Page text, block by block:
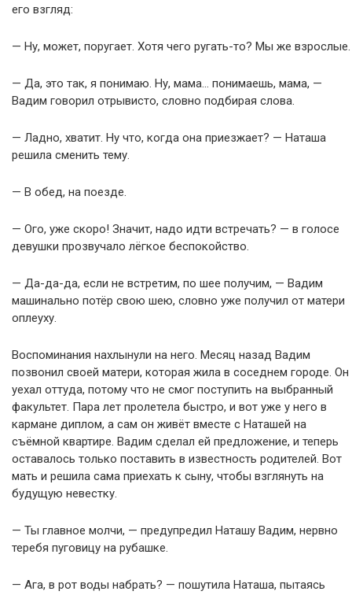
его взгляд:
— Ну, может, поругает. Хотя чего ругать-то? Мы же взрослые.
— Да, это так, я понимаю. Ну, мама… понимаешь, мама, —
Вадим говорил отрывисто, словно подбирая слова.
— Ладно, хватит. Ну что, когда она приезжает? — Наташа
решила сменить тему.
— В обед, на поезде.
— Ого, уже скоро! Значит, надо идти встречать? — в голосе
девушки прозвучало лёгкое беспокойство.
— Да-да-да, если не встретим, по шее получим, — Вадим
машинально потёр свою шею, словно уже получил от матери
оплеуху.
Воспоминания нахлынули на него. Месяц назад Вадим
позвонил своей матери, которая жила в соседнем городе. Он
уехал оттуда, потому что не смог поступить на выбранный
факультет. Пара лет пролетела быстро, и вот уже у него в
кармане диплом, а сам он живёт вместе с Наташей на
съёмной квартире. Вадим сделал ей предложение, и теперь
оставалось только поставить в известность родителей. Вот
мать и решила сама приехать к сыну, чтобы взглянуть на
будущую невестку.
— Ты главное молчи, — предупредил Наташу Вадим, нервно
теребя пуговицу на рубашке.
— Ага, в рот воды набрать? — пошутила Наташа, пытаясь